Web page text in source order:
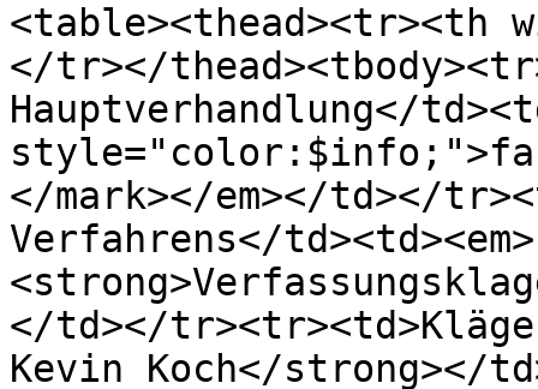
<table><thead><tr><th
</tr></
Hauptverhandlung</
</mark></em></td></
Verfahrens</td><td><em>
</td></
Kevin Koch</strong></